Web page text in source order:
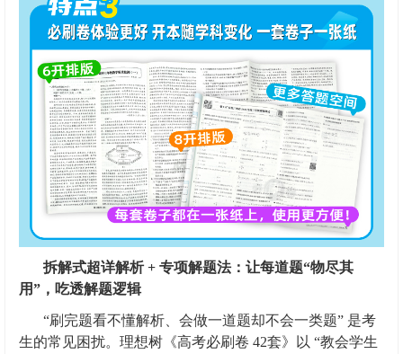
拆解式超详解析 + 专项解题法：让每道题“物尽其
用”，吃透解题逻辑
“刷完题看不懂解析、会做一道题却不会一类题” 是考
生的常见困扰。理想树《高考必刷卷 42套》以 “教会学生